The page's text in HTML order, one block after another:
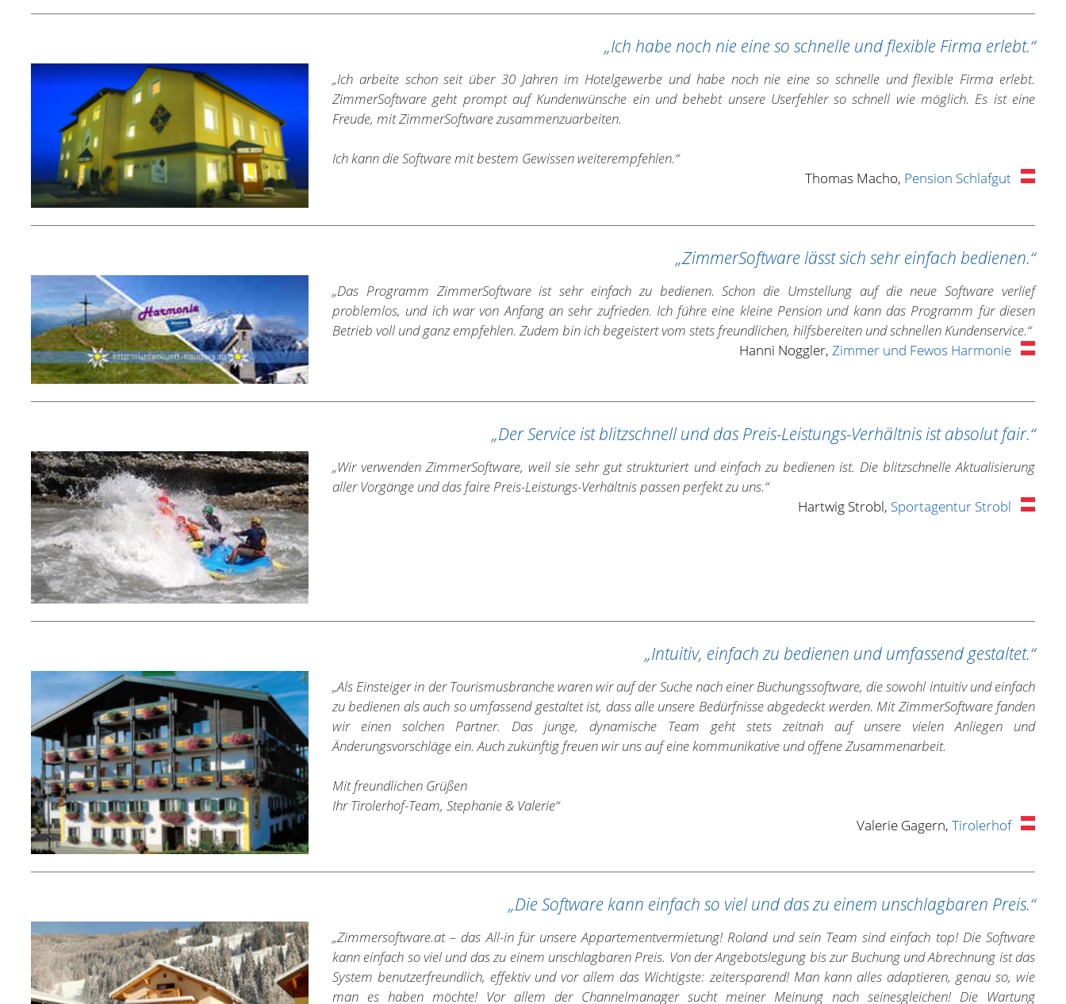
„Ich habe noch nie eine so schnelle und flexible Firma erlebt.“
„Ich arbeite schon seit über 30 Jahren im Hotelgewerbe und habe noch nie eine so schnelle und flexible Firma erlebt.
ZimmerSoftware geht prompt auf Kundenwünsche ein und behebt unsere Userfehler so schnell wie möglich. Es ist eine
Freude, mit ZimmerSoftware zusammenzuarbeiten.
Ich kann die Software mit bestem Gewissen weiterempfehlen.“
Thomas Macho, Pension Schlafgut
„ZimmerSoftware lässt sich sehr einfach bedienen.“
„Das Programm ZimmerSoftware ist sehr einfach zu bedienen. Schon die Umstellung auf die neue Software verlief
problemlos, und ich war von Anfang an sehr zufrieden. Ich führe eine kleine Pension und kann das Programm für diesen
Betrieb voll und ganz empfehlen. Zudem bin ich begeistert vom stets freundlichen, hilfsbereiten und schnellen Kundenservice.“
Hanni Noggler, Zimmer und Fewos Harmonie
„Der Service ist blitzschnell und das Preis-Leistungs-Verhältnis ist absolut fair.“
„Wir verwenden ZimmerSoftware, weil sie sehr gut strukturiert und einfach zu bedienen ist. Die blitzschnelle Aktualisierung
aller Vorgänge und das faire Preis-Leistungs-Verhältnis passen perfekt zu uns.“
Hartwig Strobl, Sportagentur Strobl
„Intuitiv, einfach zu bedienen und umfassend gestaltet.“
„Als Einsteiger in der Tourismusbranche waren wir auf der Suche nach einer Buchungssoftware, die sowohl intuitiv und einfach
zu bedienen als auch so umfassend gestaltet ist, dass alle unsere Bedürfnisse abgedeckt werden. Mit ZimmerSoftware fanden
wir einen solchen Partner. Das junge, dynamische Team geht stets zeitnah auf unsere vielen Anliegen und
Änderungsvorschläge ein. Auch zukünftig freuen wir uns auf eine kommunikative und offene Zusammenarbeit.
Mit freundlichen Grüßen
Ihr Tirolerhof-Team, Stephanie & Valerie“
Valerie Gagern, Tirolerhof
„Die Software kann einfach so viel und das zu einem unschlagbaren Preis.“
„Zimmersoftware.at – das All-in für unsere Appartementvermietung! Roland und sein Team sind einfach top! Die Software
kann einfach so viel und das zu einem unschlagbaren Preis. Von der Angebotslegung bis zur Buchung und Abrechnung ist das
System benutzerfreundlich, effektiv und vor allem das Wichtigste: zeitersparend! Man kann alles adaptieren, genau so, wie
man es haben möchte! Vor allem der Channelmanager sucht meiner Meinung nach seinesgleichen! Die Wartung